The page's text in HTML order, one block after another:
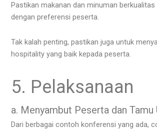
Pastikan makanan dan minuman
dengan preferensi peserta.
Tak kalah penting, pastikan juga untuk
hospitality yang baik kepada peserta.
5. Pelaksanaan
a. Menyambut Peserta dan Tamu
Dari berbagai contoh konferensi yang ada,